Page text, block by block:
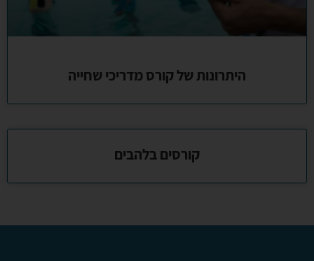
היתרונות של קורס מדריכי שחייה
קורסים בלהבים